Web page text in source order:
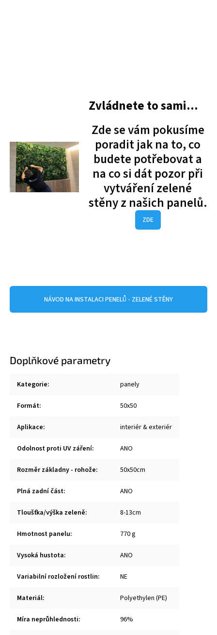
Zvládnete to sami...
Zde se vám pokusíme
poradit jak na to, co
budete potřebovat a
na co si dát pozor při
vytváření zelené
stěny z našich panelů.
ZDE
NÁVOD NA INSTALACI PENELŮ - ZELENÉ STĚNY
Doplňkové parametry
Kategorie: panely
Formát: 50x50
Aplikace: interiér & exteriér
Odolnost proti UV záření: ANO
Rozměr základny - rohože: 50x50cm
Plná zadní část: ANO
Tloušťka/výška zeleně: 8-13cm
Hmotnost panelu: 770 g
Vysoká hustota: ANO
Variabilní rozložení rostlin: NE
Materiál: Polyethylen (PE)
Míra neprůhlednosti: 96%